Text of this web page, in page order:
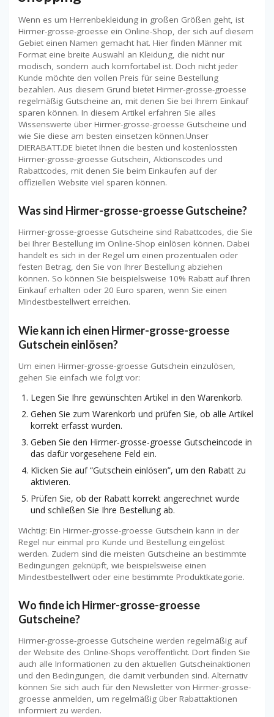
Wenn es um Herrenbekleidung in großen Größen geht, ist
Hirmer-grosse-groesse ein Online-Shop, der sich auf diesem
Gebiet einen Namen gemacht hat. Hier finden Männer mit
Format eine breite Auswahl an Kleidung, die nicht nur
modisch, sondern auch komfortabel ist. Doch nicht jeder
Kunde möchte den vollen Preis für seine Bestellung
bezahlen. Aus diesem Grund bietet Hirmer-grosse-groesse
regelmäßig Gutscheine an, mit denen Sie bei Ihrem Einkauf
sparen können. In diesem Artikel erfahren Sie alles
Wissenswerte über Hirmer-grosse-groesse Gutscheine und
wie Sie diese am besten einsetzen können.Unser
DIERABATT.DE bietet Ihnen die besten und kostenlossten
Hirmer-grosse-groesse Gutschein, Aktionscodes und
Rabattcodes, mit denen Sie beim Einkaufen auf der
offiziellen Website viel sparen können.
Was sind Hirmer-grosse-groesse Gutscheine?
Hirmer-grosse-groesse Gutscheine sind Rabattcodes, die Sie
bei Ihrer Bestellung im Online-Shop einlösen können. Dabei
handelt es sich in der Regel um einen prozentualen oder
festen Betrag, den Sie von Ihrer Bestellung abziehen
können. So können Sie beispielsweise 10% Rabatt auf Ihren
Einkauf erhalten oder 20 Euro sparen, wenn Sie einen
Mindestbestellwert erreichen.
Wie kann ich einen Hirmer-grosse-groesse
Gutschein einlösen?
Um einen Hirmer-grosse-groesse Gutschein einzulösen,
gehen Sie einfach wie folgt vor:
Legen Sie Ihre gewünschten Artikel in den Warenkorb.
Gehen Sie zum Warenkorb und prüfen Sie, ob alle Artikel
korrekt erfasst wurden.
Geben Sie den Hirmer-grosse-groesse Gutscheincode in
das dafür vorgesehene Feld ein.
Klicken Sie auf “Gutschein einlösen”, um den Rabatt zu
aktivieren.
Prüfen Sie, ob der Rabatt korrekt angerechnet wurde
und schließen Sie Ihre Bestellung ab.
Wichtig: Ein Hirmer-grosse-groesse Gutschein kann in der
Regel nur einmal pro Kunde und Bestellung eingelöst
werden. Zudem sind die meisten Gutscheine an bestimmte
Bedingungen geknüpft, wie beispielsweise einen
Mindestbestellwert oder eine bestimmte Produktkategorie.
Wo finde ich Hirmer-grosse-groesse
Gutscheine?
Hirmer-grosse-groesse Gutscheine werden regelmäßig auf
der Website des Online-Shops veröffentlicht. Dort finden Sie
auch alle Informationen zu den aktuellen Gutscheinaktionen
und den Bedingungen, die damit verbunden sind. Alternativ
können Sie sich auch für den Newsletter von Hirmer-grosse-
groesse anmelden, um regelmäßig über Rabattaktionen
informiert zu werden.